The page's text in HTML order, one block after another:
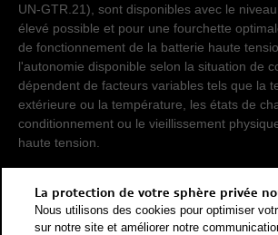
UN-GTR.21), sont disponibles avec le niveau
élevé possible et pour une fourchette
de fonctionnement de la batterie haute
l'autonomie disponible selon la situation de
dépendent de facteurs variables tels que la
extérieure ou la température, les états de
conditionnement ou le vieillissement
haute tension.
Pour que les consommations d'énergie de
propulsion (essence, diesel, gaz, courant
comparables, elles sont également
La protection de votre sphère privée
Nous utilisons des cookies pour optimiser
sur notre site et améliorer notre